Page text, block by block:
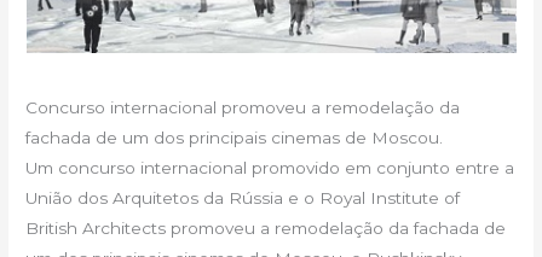
Concurso internacional promoveu a remodelação da
fachada de um dos principais cinemas de Moscou.
Um concurso internacional promovido em conjunto entre a
União dos Arquitetos da Rússia e o Royal Institute of
British Architects promoveu a remodelação da fachada de